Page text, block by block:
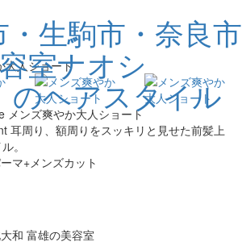
メンズ爽やか大人ショート
耳周り、額周りをスッキリと見せた前髪上
。
マ+メンズカット
和 富雄の美容室